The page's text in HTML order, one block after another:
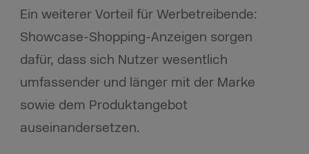
Ein weiterer Vorteil für Werbetreibende:
Showcase-Shopping-Anzeigen sorgen
dafür, dass sich Nutzer wesentlich
umfassender und länger mit der Marke
sowie dem Produktangebot
auseinandersetzen.